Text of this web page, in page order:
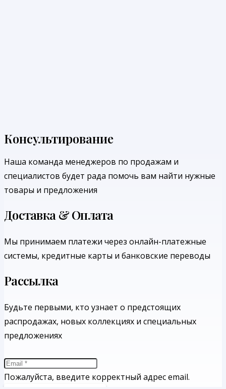
Консультирование
Наша команда менеджеров по продажам и
специалистов будет рада помочь вам найти нужные
товары и предложения
Доставка & Оплата
Мы принимаем платежи через онлайн-платежные
системы, кредитные карты и банковские переводы
Рассылка
Будьте первыми, кто узнает о предстоящих
распродажах, новых коллекциях и специальных
предложениях
Пожалуйста, введите корректный адрес email.